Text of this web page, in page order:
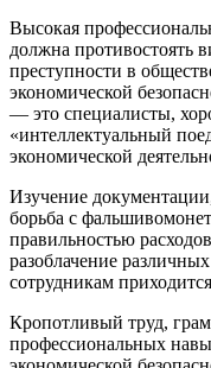
Высокая
должна противостоять
преступности в
экономической
— это специалисты,
«интеллектуальный
экономической
Изучение
борьба с
правильностью
разоблачение
сотрудникам
Кропотливый труд,
профессиональных